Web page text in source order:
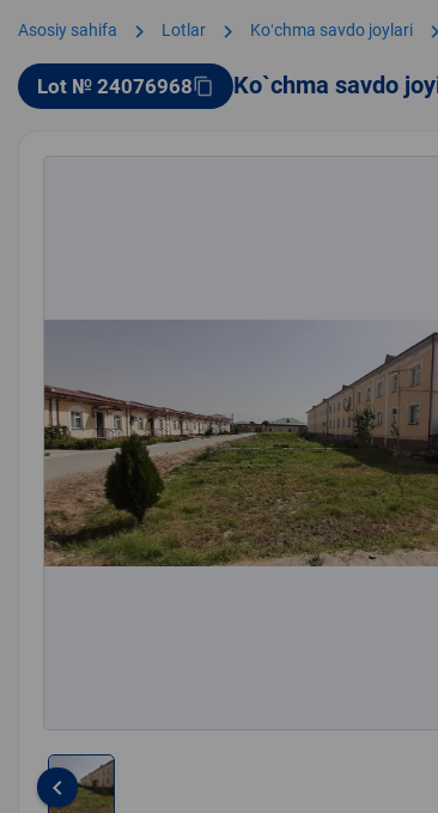
Asosiy sahifa chevron_right Lotlar chevron_right Koʻchma savdo joylari chevron_right
Lot № 24076968content_copy Ko`chma savdo
keyboard_arrow_left